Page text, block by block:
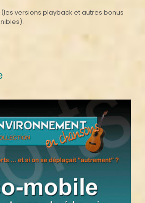
(les versions playback et autres bonus